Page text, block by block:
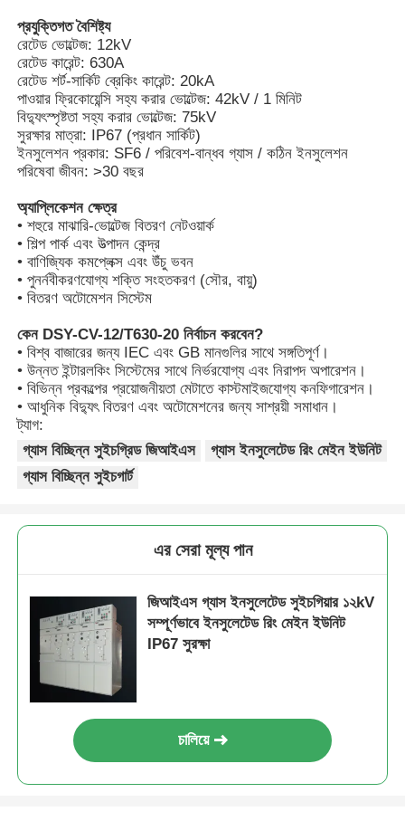
বাড়ি
পণ্য
ভিডিও
VR প্রদর্শন
আমাদের সম্পর্কে
মান নিয়ন্ত্রণ
আমাদের সাথে যোগাযোগ করুন
প্রযুক্তিগত বৈশিষ্ট্য
রেটেড ভোল্টেজ: 12kV
রেটেড কারেন্ট: 630A
রেটেড শর্ট-সার্কিট ব্রেকিং কারেন্ট: 20kA
পাওয়ার ফ্রিকোয়েন্সি সহ্য করার ভোল্টেজ: 42kV / 1 মিনিট
বিদ্যুৎস্পৃষ্টতা সহ্য করার ভোল্টেজ: 75kV
সুরক্ষার মাত্রা: IP67 (প্রধান সার্কিট)
ইনসুলেশন প্রকার: SF6 / পরিবেশ-বান্ধব গ্যাস / কঠিন ইনসুলেশন
পরিষেবা জীবন: >30 বছর
অ্যাপ্লিকেশন ক্ষেত্র
• শহুরে মাঝারি-ভোল্টেজ বিতরণ নেটওয়ার্ক
• শিল্প পার্ক এবং উত্পাদন কেন্দ্র
• বাণিজ্যিক কমপ্লেক্স এবং উঁচু ভবন
• পুনর্নবীকরণযোগ্য শক্তি সংহতকরণ (সৌর, বায়ু)
• বিতরণ অটোমেশন সিস্টেম
কেন DSY-CV-12/T630-20 নির্বাচন করবেন?
• বিশ্ব বাজারের জন্য IEC এবং GB মানগুলির সাথে সঙ্গতিপূর্ণ।
• উন্নত ইন্টারলকিং সিস্টেমের সাথে নির্ভরযোগ্য এবং নিরাপদ অপারেশন।
• বিভিন্ন প্রকল্পের প্রয়োজনীয়তা মেটাতে কাস্টমাইজযোগ্য কনফিগারেশন।
• আধুনিক বিদ্যুৎ বিতরণ এবং অটোমেশনের জন্য সাশ্রয়ী সমাধান।
ট্যাগ:
গ্যাস বিচ্ছিন্ন সুইচগ্রিড জিআইএস
গ্যাস ইনসুলেটেড রিং মেইন ইউনিট
গ্যাস বিচ্ছিন্ন সুইচগার্ট
এর সেরা মূল্য পান
জিআইএস গ্যাস ইনসুলেটেড সুইচগিয়ার ১২kV
সম্পূর্ণভাবে ইনসুলেটেড রিং মেইন ইউনিট
IP67 সুরক্ষা
চালিয়ে